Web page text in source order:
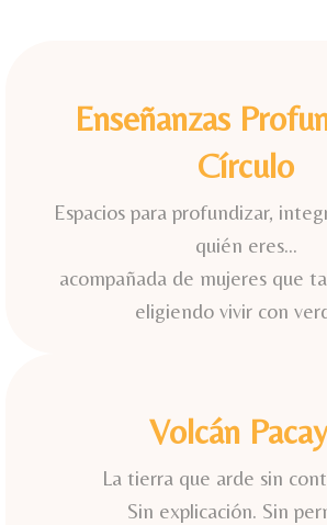
Enseñanzas
Círculo
Espacios para profundizar,
quién eres…
acompañada de mujeres que
eligiendo vivir con
Volcán
La tierra que arde sin
Sin explicación. Sin